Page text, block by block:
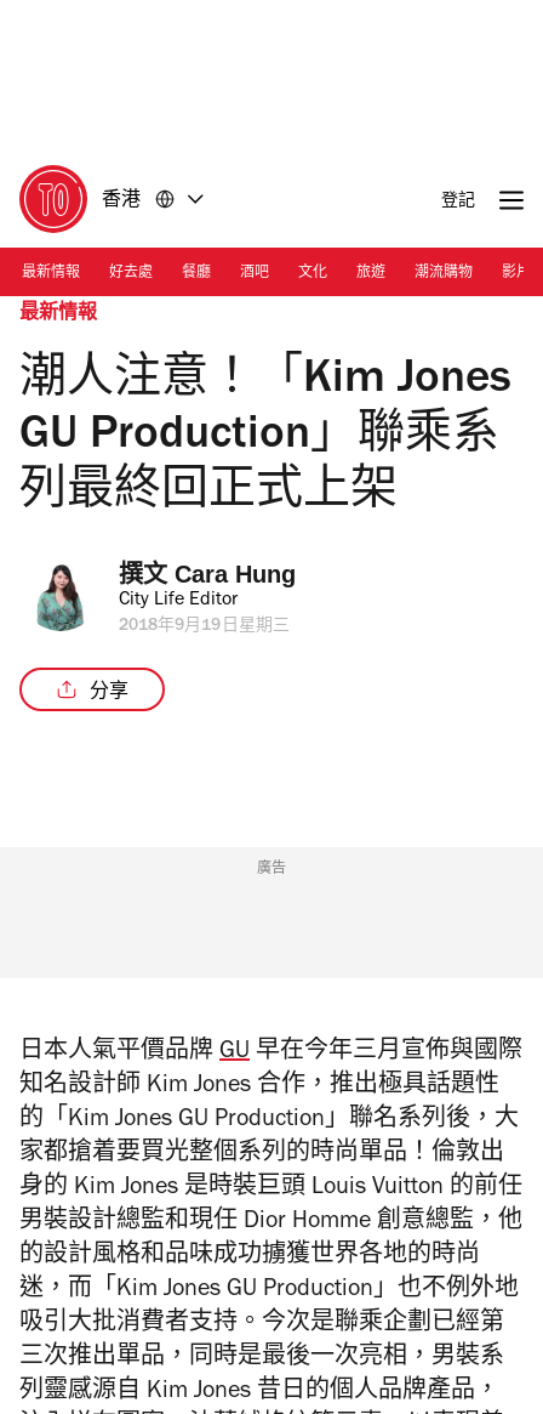
香港 登記
最新情報 好去處 餐廳 酒吧 文化 旅遊 潮流購物 影片
最新情報
潮人注意！「Kim Jones
GU Production」聯乘系
列最終回正式上架
撰文 Cara Hung
City Life Editor
2018年9月19日星期三
分享
廣告
日本人氣平價品牌 GU 早在今年三月宣佈與國際
知名設計師 Kim Jones 合作，推出極具話題性
的「Kim Jones GU Production」聯名系列後，大
家都搶着要買光整個系列的時尚單品！倫敦出
身的 Kim Jones 是時裝巨頭 Louis Vuitton 的前任
男裝設計總監和現任 Dior Homme 創意總監，他
的設計風格和品味成功擄獲世界各地的時尚
迷，而「Kim Jones GU Production」也不例外地
吸引大批消費者支持。今次是聯乘企劃已經第
三次推出單品，同時是最後一次亮相，男裝系
列靈感源自 Kim Jones 昔日的個人品牌產品，